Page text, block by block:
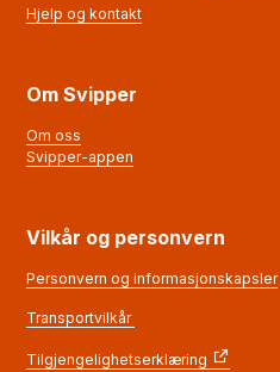
Hjelp og kontakt
Om Svipper
Om oss
Svipper-appen
Vilkår og personvern
Personvern og informasjonskapsler
Transportvilkår
Tilgjengelighetserklæring